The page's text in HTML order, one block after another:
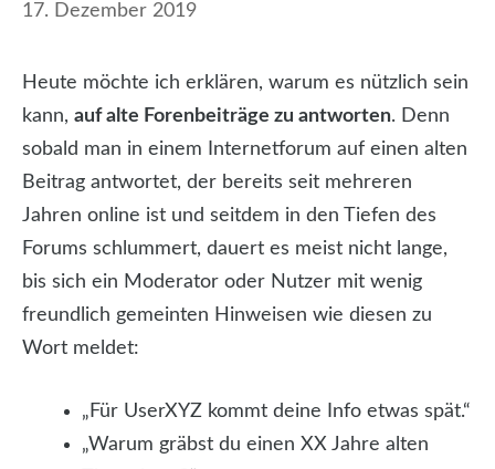
17. Dezember 2019
Heute möchte ich erklären, warum es nützlich sein
kann, auf alte Forenbeiträge zu antworten. Denn
sobald man in einem Internetforum auf einen alten
Beitrag antwortet, der bereits seit mehreren
Jahren online ist und seitdem in den Tiefen des
Forums schlummert, dauert es meist nicht lange,
bis sich ein Moderator oder Nutzer mit wenig
freundlich gemeinten Hinweisen wie diesen zu
Wort meldet:
„Für UserXYZ kommt deine Info etwas spät.“
„Warum gräbst du einen XX Jahre alten